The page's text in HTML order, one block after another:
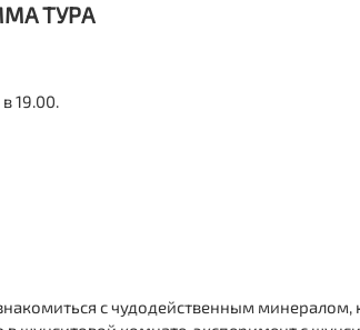
ТУРА
19.00.
с чудодейственным минералом,